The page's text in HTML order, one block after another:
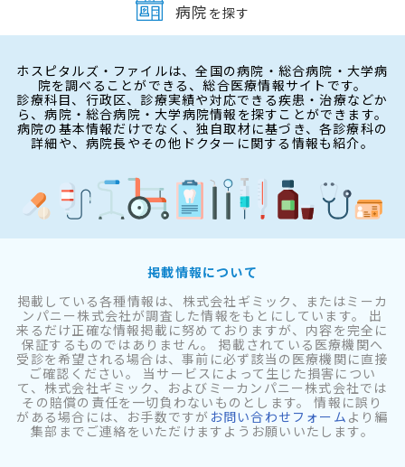
病院 を探す
ホスピタルズ・ファイルは、全国の病院・総合病院・大学病
院を調べることができる、総合医療情報サイトです。
診療科目、行政区、診療実績や対応できる疾患・治療などか
ら、病院・総合病院・大学病院情報を探すことができます。
病院の基本情報だけでなく、独自取材に基づき、各診療科の
詳細や、病院長やその他ドクターに関する情報も紹介。
掲載情報について
掲載している各種情報は、株式会社ギミック、またはミーカ
ンパニー株式会社が調査した情報をもとにしています。 出
来るだけ正確な情報掲載に努めておりますが、内容を完全に
保証するものではありません。 掲載されている医療機関へ
受診を希望される場合は、事前に必ず該当の医療機関に直接
ご確認ください。 当サービスによって生じた損害につい
て、株式会社ギミック、およびミーカンパニー株式会社では
その賠償の責任を一切負わないものとします。 情報に誤り
がある場合には、お手数ですが お問い合わせフォーム より編
集部までご連絡をいただけますようお願いいたします。